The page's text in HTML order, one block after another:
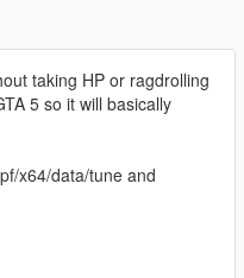
taking HP or ragdrolling
5 so it will basically
x64/data/tune and